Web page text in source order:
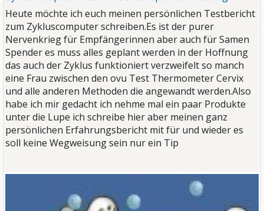
Heute möchte ich euch meinen persönlichen Testbericht
zum Zykluscomputer schreiben.Es ist der purer
Nervenkrieg für Empfängerinnen aber auch für Samen
Spender es muss alles geplant werden in der Hoffnung
das auch der Zyklus funktioniert verzweifelt so manch
eine Frau zwischen den ovu Test Thermometer Cervix
und alle anderen Methoden die angewandt werden.Also
habe ich mir gedacht ich nehme mal ein paar Produkte
unter die Lupe ich schreibe hier aber meinen ganz
persönlichen Erfahrungsbericht mit für und wieder es
soll keine Wegweisung sein nur ein Tip